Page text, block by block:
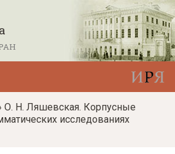
О. Н. Ляшевская. Корпусные
исследованиях